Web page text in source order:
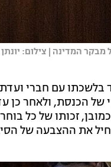
המדינה | צילום: יונתן
בלשכתו עם חברי
של הכנסת, ולאחר
זכותו של כל
את ההצבעה של